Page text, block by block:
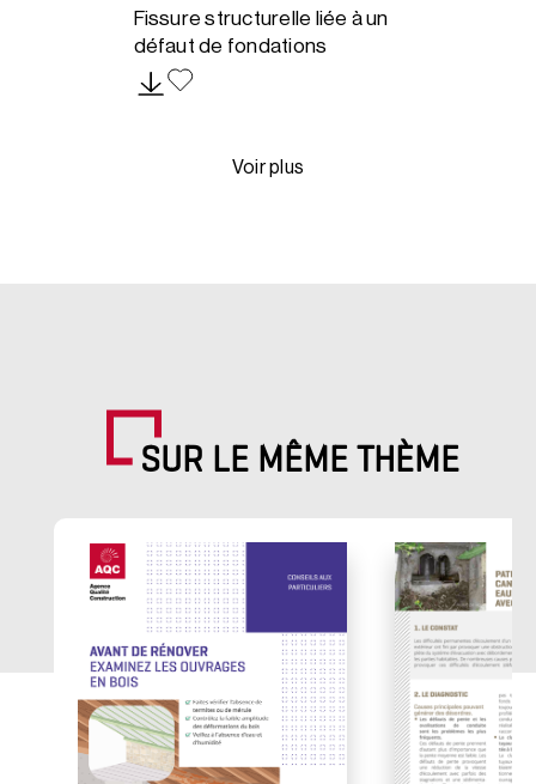
Fissure structurelle liée à un
défaut de fondations
Voir plus
SUR LE MÊME THÈME